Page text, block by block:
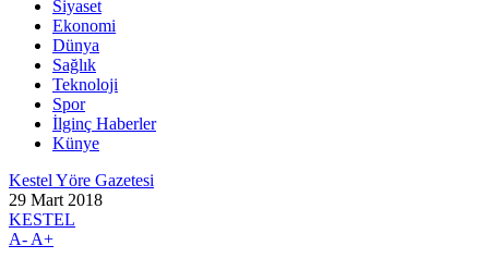
Siyaset
Ekonomi
Dünya
Sağlık
Teknoloji
Spor
İlginç Haberler
Künye
Kestel Yöre Gazetesi
29 Mart 2018
KESTEL
A- A+